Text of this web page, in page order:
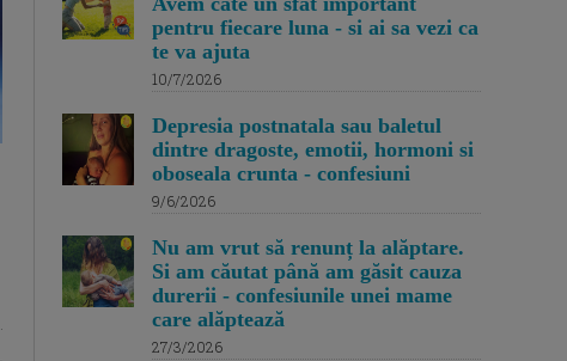
pentru fiecare luna - si ai sa vezi ca
te va ajuta
10/7/2026
Depresia postnatala sau baletul
dintre dragoste, emotii, hormoni si
oboseala crunta - confesiuni
9/6/2026
Nu am vrut să renunț la alăptare.
Si am căutat până am găsit cauza
durerii - confesiunile unei mame
care alăptează
27/3/2026